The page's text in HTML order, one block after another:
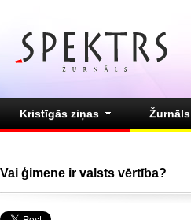
Kristīgās ziņas Žurnāls
Vai ģimene ir valsts vērtība?